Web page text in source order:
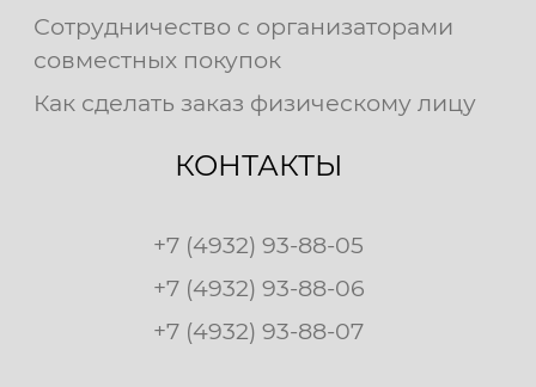
Сотрудничество с организаторами
совместных покупок
Как сделать заказ физическому лицу
КОНТАКТЫ
+7 (4932) 93-88-05
+7 (4932) 93-88-06
+7 (4932) 93-88-07